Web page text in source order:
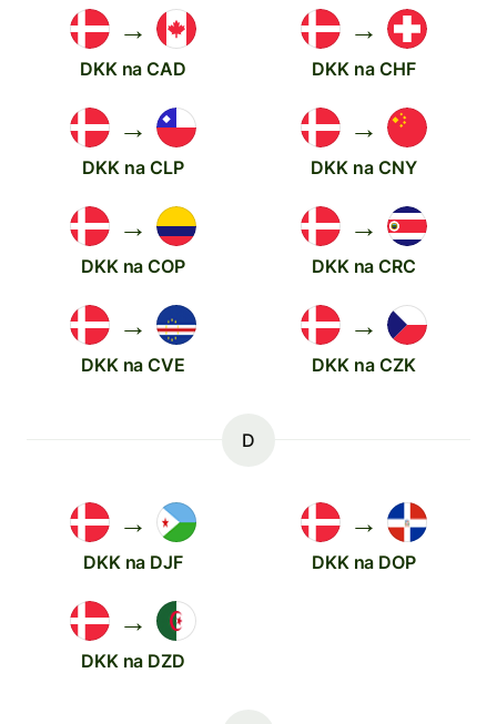
→
DKK na CAD
→
DKK na CHF
→
DKK na CLP
→
DKK na CNY
→
DKK na COP
→
DKK na CRC
→
DKK na CVE
→
DKK na CZK
D
→
DKK na DJF
→
DKK na DOP
→
DKK na DZD